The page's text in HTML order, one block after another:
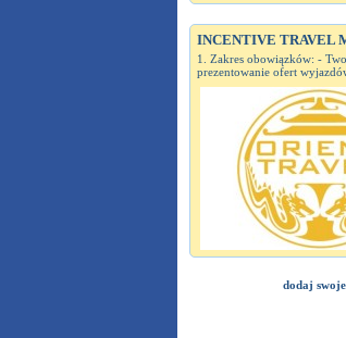
INCENTIVE TRAVEL
1. Zakres obowiązków: -
prezentowanie ofert
dodaj